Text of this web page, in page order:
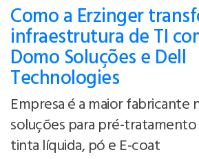
Como a Erzinger
infraestrutura de TI
Domo Soluções e Dell
Technologies
Empresa é a maior fabricante
soluções para pré-
tinta líquida, pó e E-coat